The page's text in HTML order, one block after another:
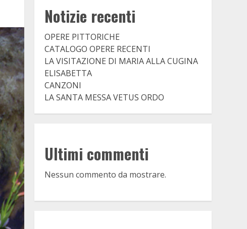
Notizie recenti
OPERE PITTORICHE
CATALOGO OPERE RECENTI
LA VISITAZIONE DI MARIA ALLA CUGINA
ELISABETTA
CANZONI
LA SANTA MESSA VETUS ORDO
Ultimi commenti
Nessun commento da mostrare.